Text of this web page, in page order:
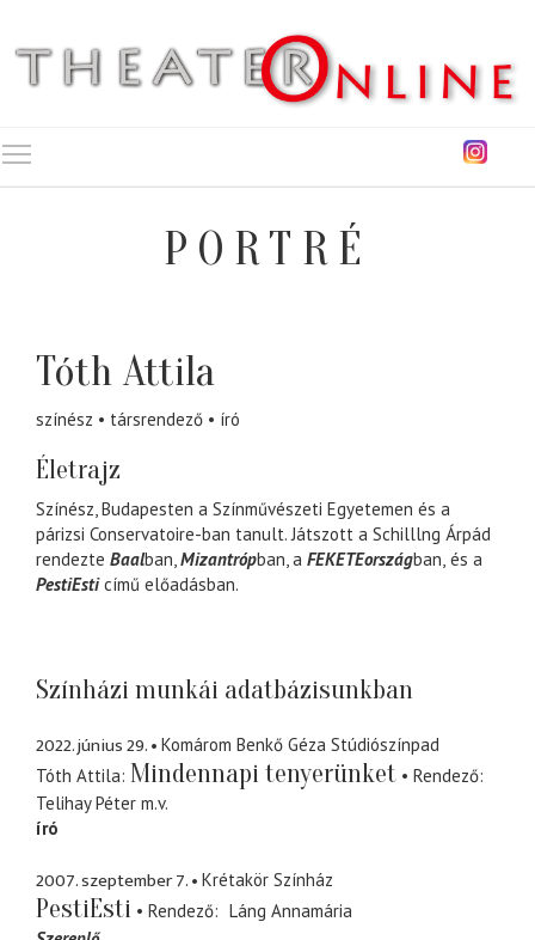
PORTRÉ
Tóth Attila
színész társrendező író
Életrajz
Színész, Budapesten a Színművészeti Egyetemen és a
párizsi Conservatoire-ban tanult. Játszott a Schilllng Árpád
rendezte Baalban,Mizantrópban, a FEKETEországban, és a
PestiEsticímű előadásban.
Színházi munkái adatbázisunkban
2022. június 29.
Komárom Benkő Géza Stúdiószínpad
Tóth Attila Mindennapi tenyerünket
Rendező
Telihay Péter m.v.
író
2007. szeptember 7. Krétakör Színház
PestiEsti Rendező
Láng Annamária